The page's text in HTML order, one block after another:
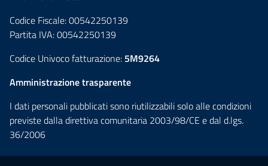
Codice Fiscale: 00542250139
Partita IVA: 00542250139
Codice Univoco fatturazione: 5M9264
Amministrazione trasparente
I dati personali pubblicati sono riutilizzabili solo alle condizioni
previste dalla direttiva comunitaria 2003/98/CE e dal d.lgs.
36/2006